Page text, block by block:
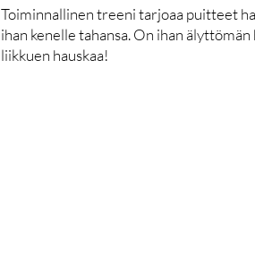
Toiminnallinen treeni tarjoaa puitteet
ihan kenelle tahansa. On ihan
liikkuen hauskaa!